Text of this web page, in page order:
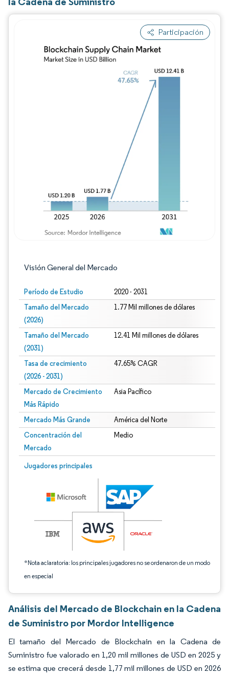
Participación
Visión General del Mercado
Período de Estudio 2020 - 2031
Tamaño del Mercado
(2026)
1.77 Mil millones de dólares
Tamaño del Mercado
(2031)
12.41 Mil millones de dólares
Tasa de crecimiento
(2026 - 2031)
47.65% CAGR
Mercado de Crecimiento
Más Rápido
Asia Pacífico
Mercado Más Grande América del Norte
Concentración del
Mercado
Medio
Jugadores principales
*Nota aclaratoria: los principales jugadores no se ordenaron de un modo
en especial
Imagen © Mordor Intelligence. El uso requiere atribución según CC BY 4.0.
Imagen © Mordor Intelligence. El uso
Análisis del Mercado de Blockchain en la Cadena
de Suministro por Mordor Intelligence
El tamaño del Mercado de Blockchain en la Cadena de
Suministro fue valorado en 1,20 mil millones de USD en 2025 y
se estima que crecerá desde 1,77 mil millones de USD en 2026